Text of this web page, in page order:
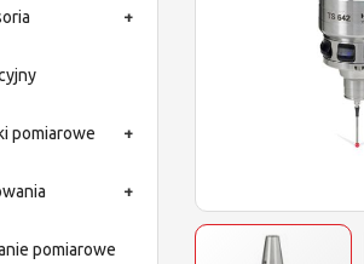
pomiarowe
pomiarowe